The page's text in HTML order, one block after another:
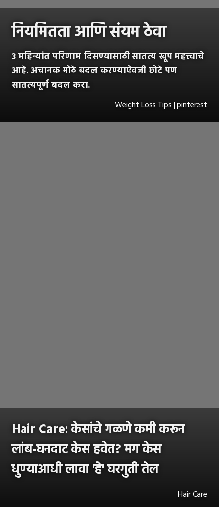
नियमितता आणि संयम ठेवा
३ महिन्यांत परिणाम दिसण्यासाठी सातत्य खूप महत्त्वाचे
आहे. अचानक मोठे बदल करण्याऐवजी छोटे पण
सातत्यपूर्ण बदल करा.
Weight Loss Tips | pinterest
Hair Care: केसांचे गळणे कमी करून
लांब-घनदाट केस हवेत? मग केस
धुण्याआधी लावा 'हे' घरगुती तेल
Hair Care